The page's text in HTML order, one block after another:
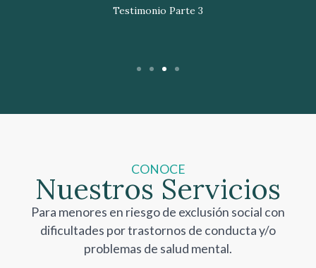
Testimonio Parte 4
CONOCE
Nuestros Servicios
Para menores en riesgo de exclusión social con
dificultades por trastornos de conducta y/o
problemas de salud mental.